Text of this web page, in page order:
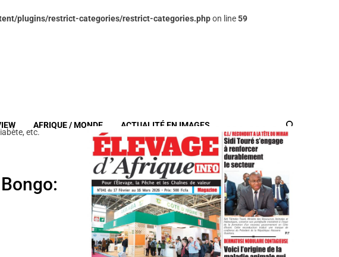
plugins/restrict-categories/restrict-categories.phpon line59
AFRIQUE / MONDE ACTUALITÉ EN IMAGES
etc.